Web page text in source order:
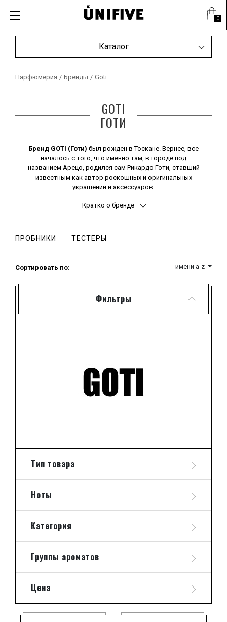
0
Каталог
Парфюмерия / Бренды / Goti
GOTI
ГОТИ
Бренд GOTI (Готи) был рожден в Тоскане. Вернее, все
началось с того, что именно там, в городе под
названием Арецо, родился сам Рикардо Готи, ставший
известным как автор роскошных и оригинальных
украшений и аксессуаров.
Рикардо, да и сегодня он вовсе не стремится к ней.
художественной наполненности и яркой
Кратко о бренде
ПРОБНИКИ ТЕСТЕРЫ
Фильтры
Тип товара
Ноты
Категория
Группы ароматов
Цена
Сортировать по: имени a-z